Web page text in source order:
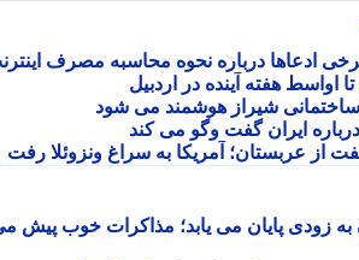
ادعاها درباره نحوه محاسبه مصرف اینترنت
هفته آینده در اردبیل
شیراز هوشمند می شود
ایران گفت وگو می کند
پایان می یابد؛ مذاکرات خوب پیش می